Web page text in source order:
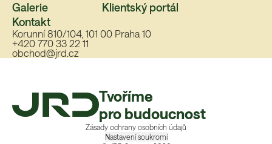
Galerie
Klientský portál
Kontakt
Korunní 810/104, 101 00 Praha 10
+420 770 33 22 11
obchod@jrd.cz
Tvoříme
pro budoucnost
Zásady ochrany osobních údajů
Nastavení soukromí